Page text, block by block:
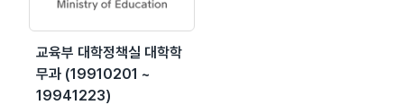
교육부 대학정책실 대학학
무과 (19910201 ~
19941223)